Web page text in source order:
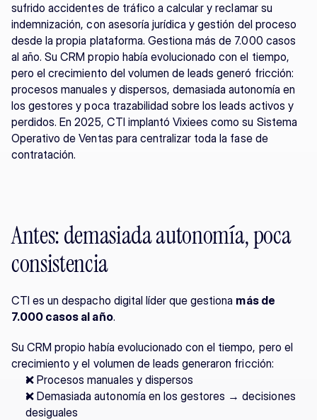
sufrido accidentes de tráfico a calcular y reclamar su
indemnización, con asesoría jurídica y gestión del proceso
desde la propia plataforma. Gestiona más de 7.000 casos
al año. Su CRM propio había evolucionado con el tiempo,
pero el crecimiento del volumen de leads generó fricción:
procesos manuales y dispersos, demasiada autonomía en
los gestores y poca trazabilidad sobre los leads activos y
perdidos. En 2025, CTI implantó Vixiees como su Sistema
Operativo de Ventas para centralizar toda la fase de
contratación.
Antes: demasiada autonomía, poca
consistencia
CTI es un despacho digital líder que gestiona más de
7.000 casos al año.
Su CRM propio había evolucionado con el tiempo, pero el
crecimiento y el volumen de leads generaron fricción:
❌ Procesos manuales y dispersos
❌ Demasiada autonomía en los gestores → decisiones
desiguales